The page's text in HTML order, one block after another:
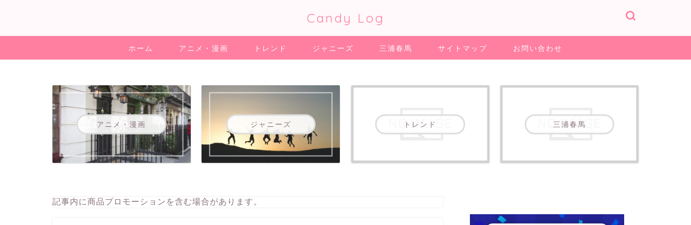
Candy Log
ホーム アニメ・漫画 トレンド ジャニーズ 三浦春馬 サイトマップ お問い合わせ
アニメ・漫画 ジャニーズ トレンド 三浦春馬
記事内に商品プロモーションを含む場合があります。